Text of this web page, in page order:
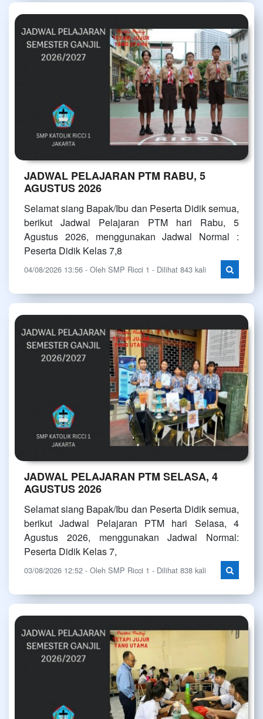
JADWAL PELAJARAN PTM RABU, 5
AGUSTUS 2026
Selamat siang Bapak/Ibu dan Peserta Didik semua,
berikut Jadwal Pelajaran PTM hari Rabu, 5
Agustus 2026, menggunakan Jadwal Normal :
Peserta Didik Kelas 7,8
04/08/2026 13:56 - Oleh SMP Ricci 1 - Dilihat 843 kali
JADWAL PELAJARAN PTM SELASA, 4
AGUSTUS 2026
Selamat siang Bapak/Ibu dan Peserta Didik semua,
berikut Jadwal Pelajaran PTM hari Selasa, 4
Agustus 2026, menggunakan Jadwal Normal:
Peserta Didik Kelas 7,
03/08/2026 12:52 - Oleh SMP Ricci 1 - Dilihat 838 kali